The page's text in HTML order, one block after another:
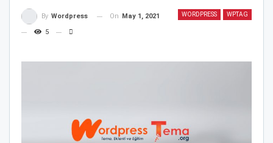
WORDPRESS WPTAG
By Wordpress On May 1, 2021
5